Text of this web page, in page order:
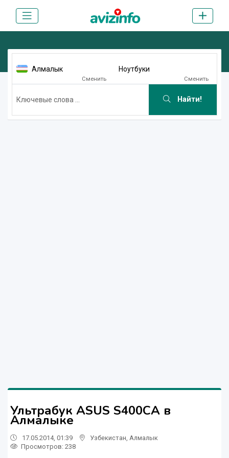
Алмалык
Сменить
Ноутбуки
Сменить
Найти!
Ультрабук ASUS S400CA в
Алмалыке
17.05.2014, 01:39 Узбекистан Алмалык
Просмотров: 238